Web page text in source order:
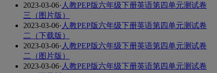
2023-03-06· 人教PEP版六年级下册英语第四单元测试卷
三（图片版）
2023-03-06· 人教PEP版六年级下册英语第四单元测试卷
二（下载版）
2023-03-06· 人教PEP版六年级下册英语第四单元测试卷
二（图片版）
2023-03-06· 人教PEP版六年级下册英语第四单元测试卷